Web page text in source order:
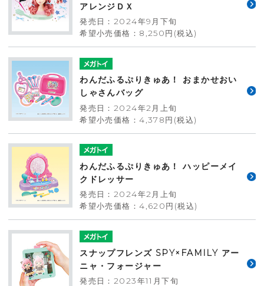
アレンジＤＸ
発売日：2024年9月下旬
希望小売価格：8,250円(税込)
わんだふるぷりきゅあ！ おまかせおい
しゃさんバッグ
発売日：2024年2月上旬
希望小売価格：4,378円(税込)
わんだふるぷりきゅあ！ ハッピーメイ
クドレッサー
発売日：2024年2月上旬
希望小売価格：4,620円(税込)
スナップフレンズ SPY×FAMILY アー
ニャ・フォージャー
発売日：2023年11月下旬